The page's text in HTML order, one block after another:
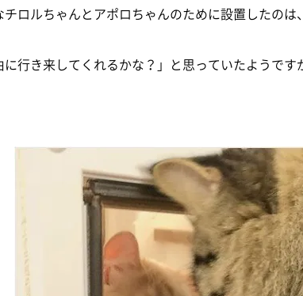
チロルちゃんとアポロちゃんのために設置したのは、
に行き来してくれるかな？」と思っていたようで